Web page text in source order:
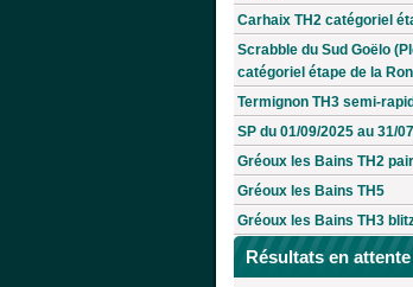
Carhaix TH2 catégoriel
Scrabble du Sud Goëlo
catégoriel étape de la
Termignon TH3 semi-
SP du 01/09/2025 au 31/
Gréoux les Bains TH2
Gréoux les Bains TH5
Gréoux les Bains TH3
Résultats en attente